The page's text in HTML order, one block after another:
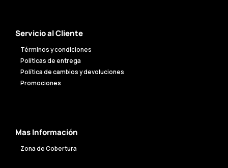
Servicio al Cliente
Términos y condiciones
Políticas de entrega
Política de cambios y devoluciones
Promociones
Mas Información
Zona de Cobertura